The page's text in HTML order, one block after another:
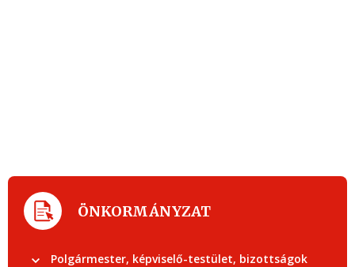
ÖNKORMÁNYZAT
Polgármester, képviselő-testület, bizottságok